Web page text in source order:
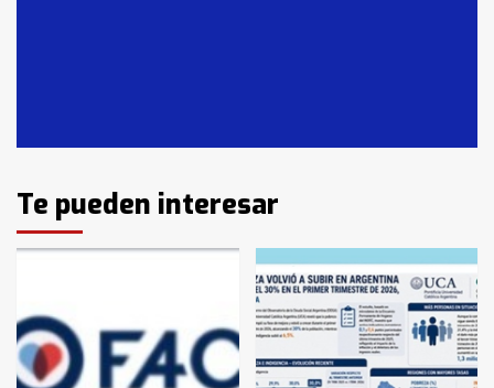
3
Identidad de los adolescentes
pampeanos que fueron
en la mañana del lunes
4
Accidente en Ruta 5: falleció un
joven de Trenque Lauquen
Te pueden interesar